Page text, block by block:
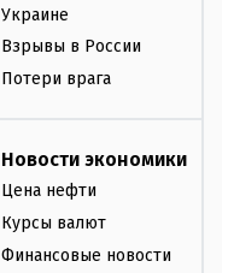
Украине
Взрывы в России
Потери врага
Новости экономики
Цена нефти
Курсы валют
Финансовые новости